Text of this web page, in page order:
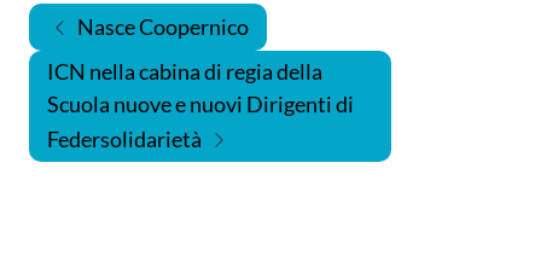
Navigazione articoli
Nasce Coopernico
ICN nella cabina di regia della
Scuola nuove e nuovi Dirigenti di
Federsolidarietà